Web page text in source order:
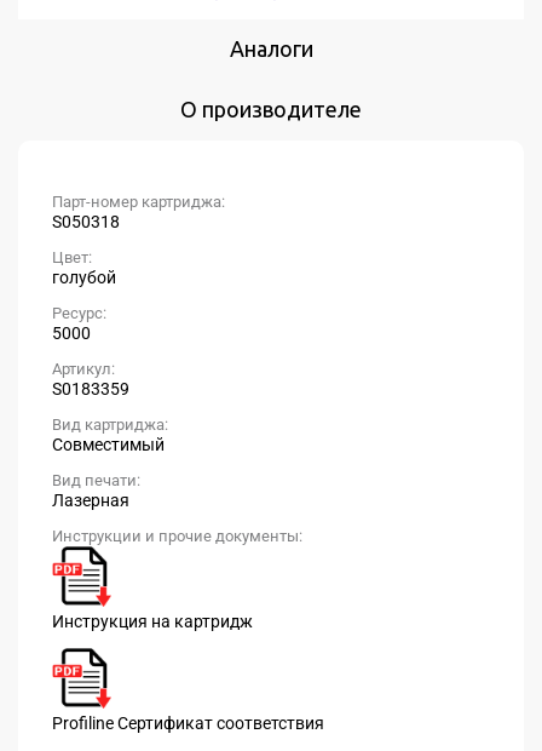
Аналоги
О производителе
Парт-номер картриджа:
S050318
Цвет:
голубой
Ресурс:
5000
Артикул:
S0183359
Вид картриджа:
Совместимый
Вид печати:
Лазерная
Инструкции и прочие документы:
Инструкция на картридж
Profiline Сертификат соответствия